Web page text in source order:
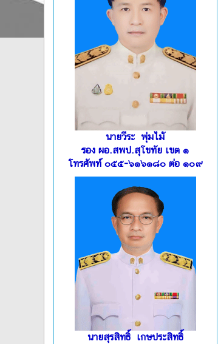
นายวีระ พุ่มไม้
รอง ผอ.สพป.สุโขทัย เขต ๑
โทรศัพท์ ๐๕๕-๖๑๖๑๘๐ ต่อ ๑๐๙
นายสุรสิทธิ์ เกษประสิทธิ์